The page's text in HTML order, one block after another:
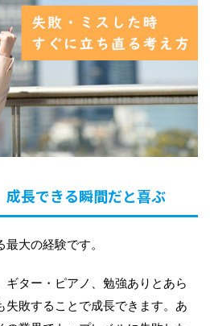
長できる瞬間だと喜ぶ
大の経験です。
ター・ピアノ、勉強ありとあら
失敗することで成長できます。あ